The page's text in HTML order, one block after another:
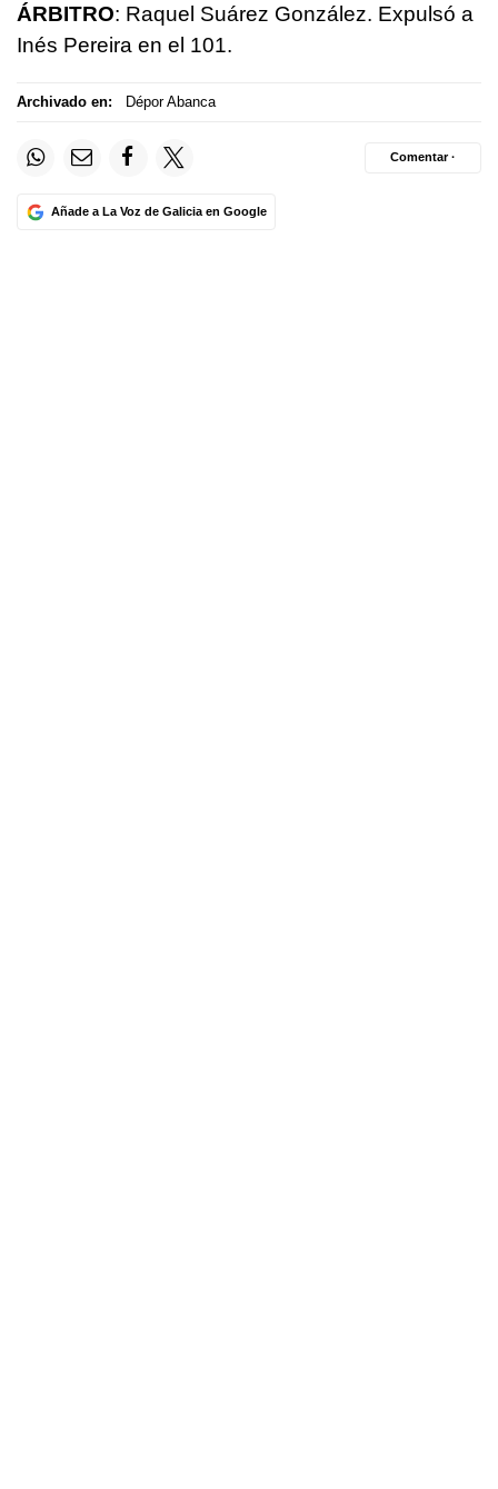
ÁRBITRO: Raquel Suárez González. Expulsó a
Inés Pereira en el 101.
Archivado en: Dépor Abanca
Añade a La Voz de Galicia en Google
Comentar ·